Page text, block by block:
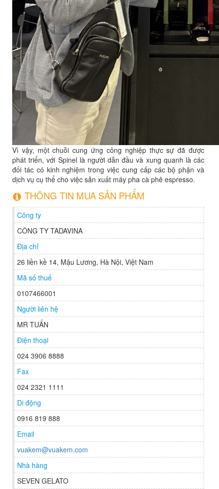
Vì vậy, một chuỗi cung ứng công nghiệp thực sự đã được
phát triển, với Spinel là người dẫn đầu và xung quanh là các
đối tác có kinh nghiệm trong việc cung cấp các bộ phận và
dịch vụ cụ thể cho việc sản xuất máy pha cà phê espresso.
THÔNG TIN MUA SẢN PHẨM
Công ty
CÔNG TY TADAVINA
Địa chỉ
26 liền kề 14, Mậu Lương, Hà Nội, Việt Nam
Mã số thuế
0107466001
Người liên hệ
MR TUẤN
Điện thoại
024 3906 8888
Fax
024 2321 1111
Di động
0916 819 888
Email
vuakem@vuakem.com
Nhà hàng
SEVEN GELATO